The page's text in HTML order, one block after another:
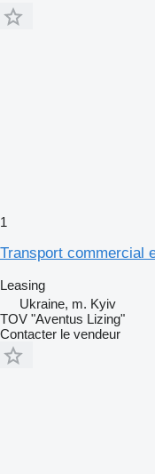
1
Transport commercial
Leasing
Ukraine, m. Kyiv
TOV "Aventus Lizing"
Contacter le vendeur